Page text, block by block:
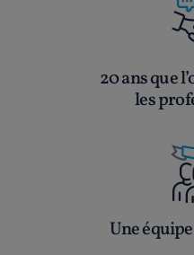
20 ans que
les
Une